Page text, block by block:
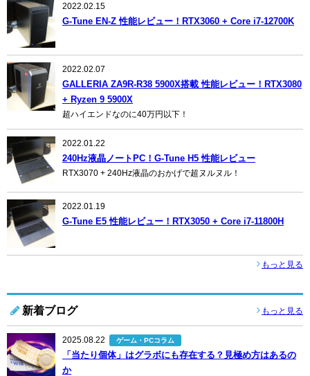
2022.02.15
G-Tune EN-Z 性能レビュー！RTX3060 + Core i7-12700K
2022.02.07
GALLERIA ZA9R-R38 5900X搭載 性能レビュー！RTX3080
+ Ryzen 9 5900X
超ハイエンドなのに40万円以下！
2022.01.22
240Hz液晶ノートPC！G-Tune H5 性能レビュー
RTX3070 + 240Hz液晶のおかげで超ヌルヌル！
2022.01.19
G-Tune E5 性能レビュー！RTX3050 + Core i7-11800H
もっと見る
新着ブログ もっと見る
2025.08.22 ゲーム・PCコラム
「当たり個体」はグラボにも存在する？見極め方はあるの
か